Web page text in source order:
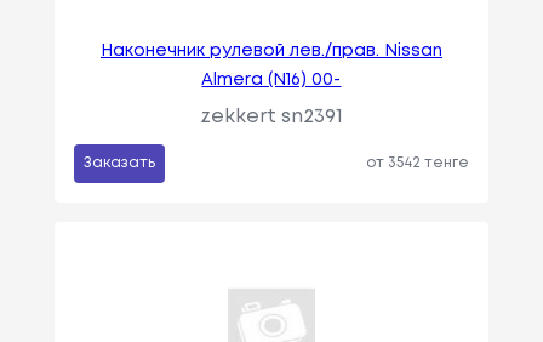
Наконечник рулевой лев./прав. Nissan
Almera (N16) 00-
zekkert sn2391
Заказать от 3542 тенге